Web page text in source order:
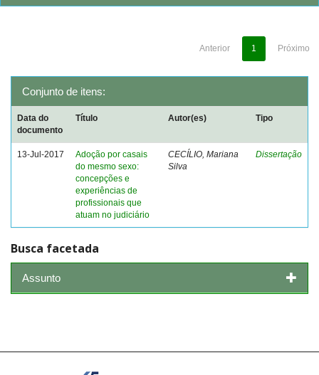
Anterior 1 Próximo
Conjunto de itens:
Data do
documento
Título Autor(es) Tipo
13-Jul-2017
Adoção por casais
do mesmo sexo:
concepções e
experiências de
profissionais que
atuam no judiciário
CECÍLIO, Mariana
Silva
Dissertação
Busca facetada
Assunto